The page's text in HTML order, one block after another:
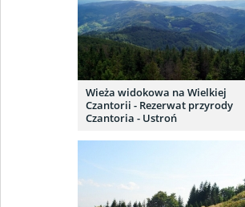
Wieża widokowa na Wielkiej
Czantorii - Rezerwat przyrody
Czantoria - Ustroń